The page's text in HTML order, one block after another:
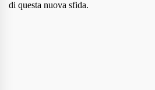
di questa nuova sfida.